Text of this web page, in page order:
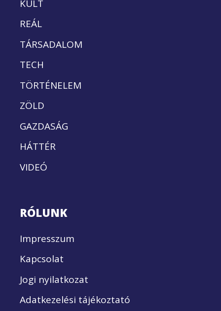
KULT
REÁL
TÁRSADALOM
TECH
TÖRTÉNELEM
ZÖLD
GAZDASÁG
HÁTTÉR
VIDEÓ
RÓLUNK
Impresszum
Kapcsolat
Jogi nyilatkozat
Adatkezelési tájékoztató